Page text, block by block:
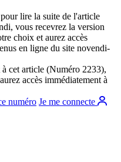
lire la suite de l'article
, vous recevrez la version
choix et aurez accès
en ligne du site novendi-
cet article (Numéro 2233),
accès immédiatement à
numéro Je me connecte